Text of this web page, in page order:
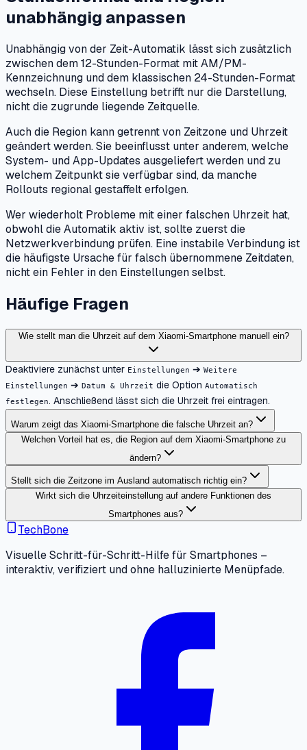
unabhängig anpassen
Unabhängig von der Zeit-Automatik lässt sich zusätzlich
zwischen dem 12-Stunden-Format mit AM/PM-
Kennzeichnung und dem klassischen 24-Stunden-Format
wechseln. Diese Einstellung betrifft nur die Darstellung,
nicht die zugrunde liegende Zeitquelle.
Auch die Region kann getrennt von Zeitzone und Uhrzeit
geändert werden. Sie beeinflusst unter anderem, welche
System- und App-Updates ausgeliefert werden und zu
welchem Zeitpunkt sie verfügbar sind, da manche
Rollouts regional gestaffelt erfolgen.
Wer wiederholt Probleme mit einer falschen Uhrzeit hat,
obwohl die Automatik aktiv ist, sollte zuerst die
Netzwerkverbindung prüfen. Eine instabile Verbindung ist
die häufigste Ursache für falsch übernommene Zeitdaten,
nicht ein Fehler in den Einstellungen selbst.
Häufige Fragen
Wie stellt man die Uhrzeit auf dem Xiaomi-Smartphone manuell ein?
Deaktiviere zunächst unter Einstellungen ➔ Weitere
Einstellungen ➔ Datum & Uhrzeit die Option Automatisch
festlegen. Anschließend lässt sich die Uhrzeit frei eintragen.
Warum zeigt das Xiaomi-Smartphone die falsche Uhrzeit an?
Welchen Vorteil hat es, die Region auf dem Xiaomi-Smartphone zu
ändern?
Stellt sich die Zeitzone im Ausland automatisch richtig ein?
Wirkt sich die Uhrzeiteinstellung auf andere Funktionen des
Smartphones aus?
TechBone
Visuelle Schritt-für-Schritt-Hilfe für Smartphones –
interaktiv, verifiziert und ohne halluzinierte Menüpfade.